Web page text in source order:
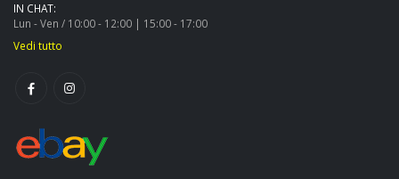
IN CHAT:
Lun - Ven / 10:00 - 12:00 | 15:00 - 17:00
Vedi tutto